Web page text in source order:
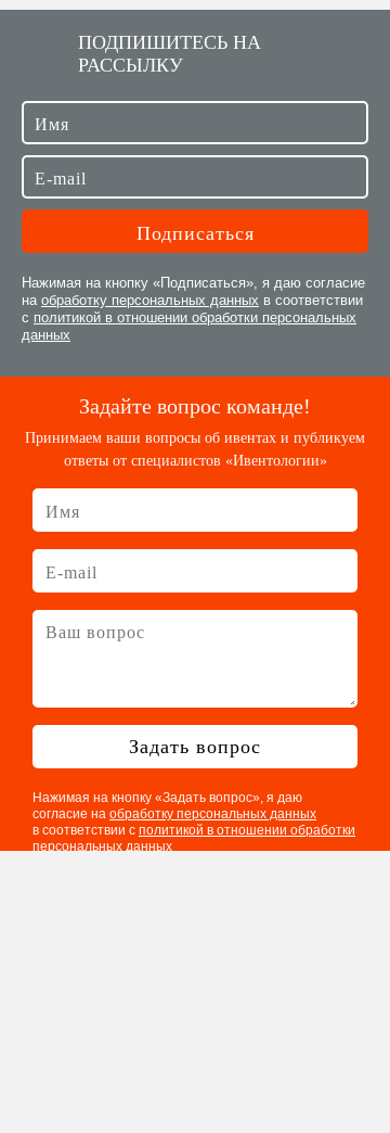
ПОДПИШИТЕСЬ НА
РАССЫЛКУ
Нажимая на кнопку «Подписаться», я даю согласие
на обработку персональных данных в соответствии
с политикой в отношении обработки персональных
данных
Задайте вопрос команде!
Принимаем ваши вопросы об ивентах и публикуем
ответы от специалистов «Ивентологии»
Задать вопрос
Нажимая на кнопку «Задать вопрос», я даю
согласие на обработку персональных данных
в соответствии с политикой в отношении обработки
персональных данных